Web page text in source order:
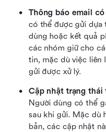
Thông báo email
có thể được gửi dựa
dùng hoặc kết quả
các nhóm giữ cho
tin, mặc dù việc liên
gửi được xử lý.
Người dùng có thể
sau khi gửi. Mặc dù
bản, các cập nhật